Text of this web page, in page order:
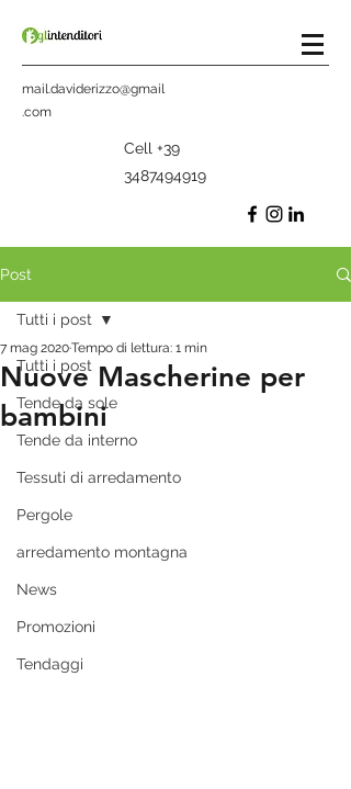
mail.daviderizzo@gmail
.com
Cell +39
3487494919
Post
Tutti i post
Tende da sole
Tende da interno
Tessuti di arredamento
Pergole
arredamento montagna
News
Promozioni
Tendaggi
Tutti i post
Nuove Mascherine per
bambini
7 mag 2020Tempo di lettura: 1 min